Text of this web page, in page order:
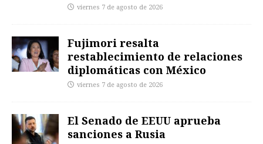
viernes 7 de agosto de 2026
Fujimori resalta
restablecimiento de relaciones
diplomáticas con México
viernes 7 de agosto de 2026
El Senado de EEUU aprueba
sanciones a Rusia